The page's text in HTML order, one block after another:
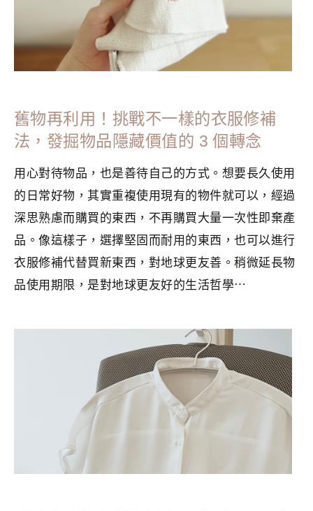
舊物再利用！挑戰不一樣的衣服修補
法，發掘物品隱藏價值的 3 個轉念
用心對待物品，也是善待自己的方式。想要長久使用
的日常好物，其實重複使用現有的物件就可以，經過
深思熟慮而購買的東西，不再購買大量一次性即棄產
品。像這樣子，選擇堅固而耐用的東西，也可以進行
衣服修補代替買新東西，對地球更友善。稍微延長物
品使用期限，是對地球更友好的生活哲學⋯
極簡主義者 , 極簡生活
簡單生活